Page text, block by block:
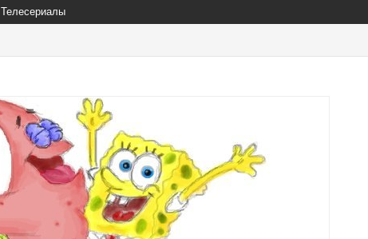
Телесериалы